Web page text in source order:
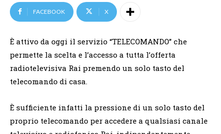
FACEBOOK X
È attivo da oggi il servizio “TELECOMANDO” che
permette la scelta e l’accesso a tutta l’offerta
radiotelevisiva Rai premendo un solo tasto del
telecomando di casa.
È sufficiente infatti la pressione di un solo tasto del
proprio telecomando per accedere a qualsiasi canale